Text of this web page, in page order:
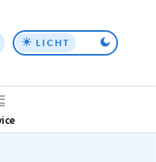
Top
LICHT